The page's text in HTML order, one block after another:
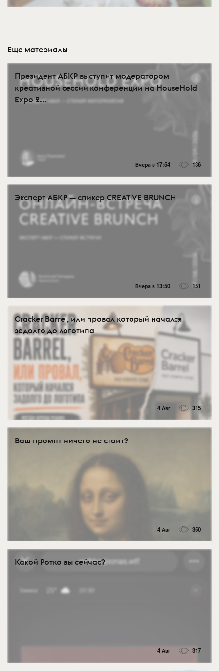
Еще материалы
Президент АБКР выступит модератором
креативной сессии конференции на HouseHold
Expo 2...
Вчера в 17:54 136
Эксперт АБКР — спикер CREATIVE BRUNCH
Вчера в 13:50 151
Cracker Barrel, или провал который начался
задолго до логотипа
4 Авг 315
Ваш промпт ничего не стоит?
4 Авг 350
Какой Ротко вы сейчас?
4 Авг 317